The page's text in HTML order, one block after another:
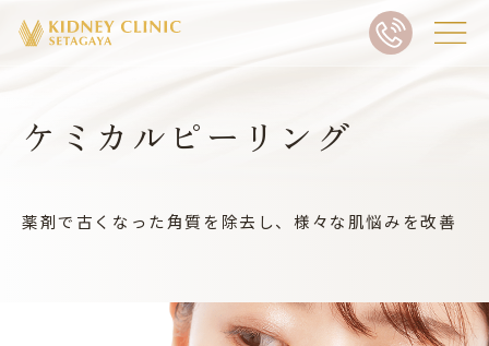
ケミカルピーリング
薬剤で古くなった角質を除去し、様々な肌悩みを改善